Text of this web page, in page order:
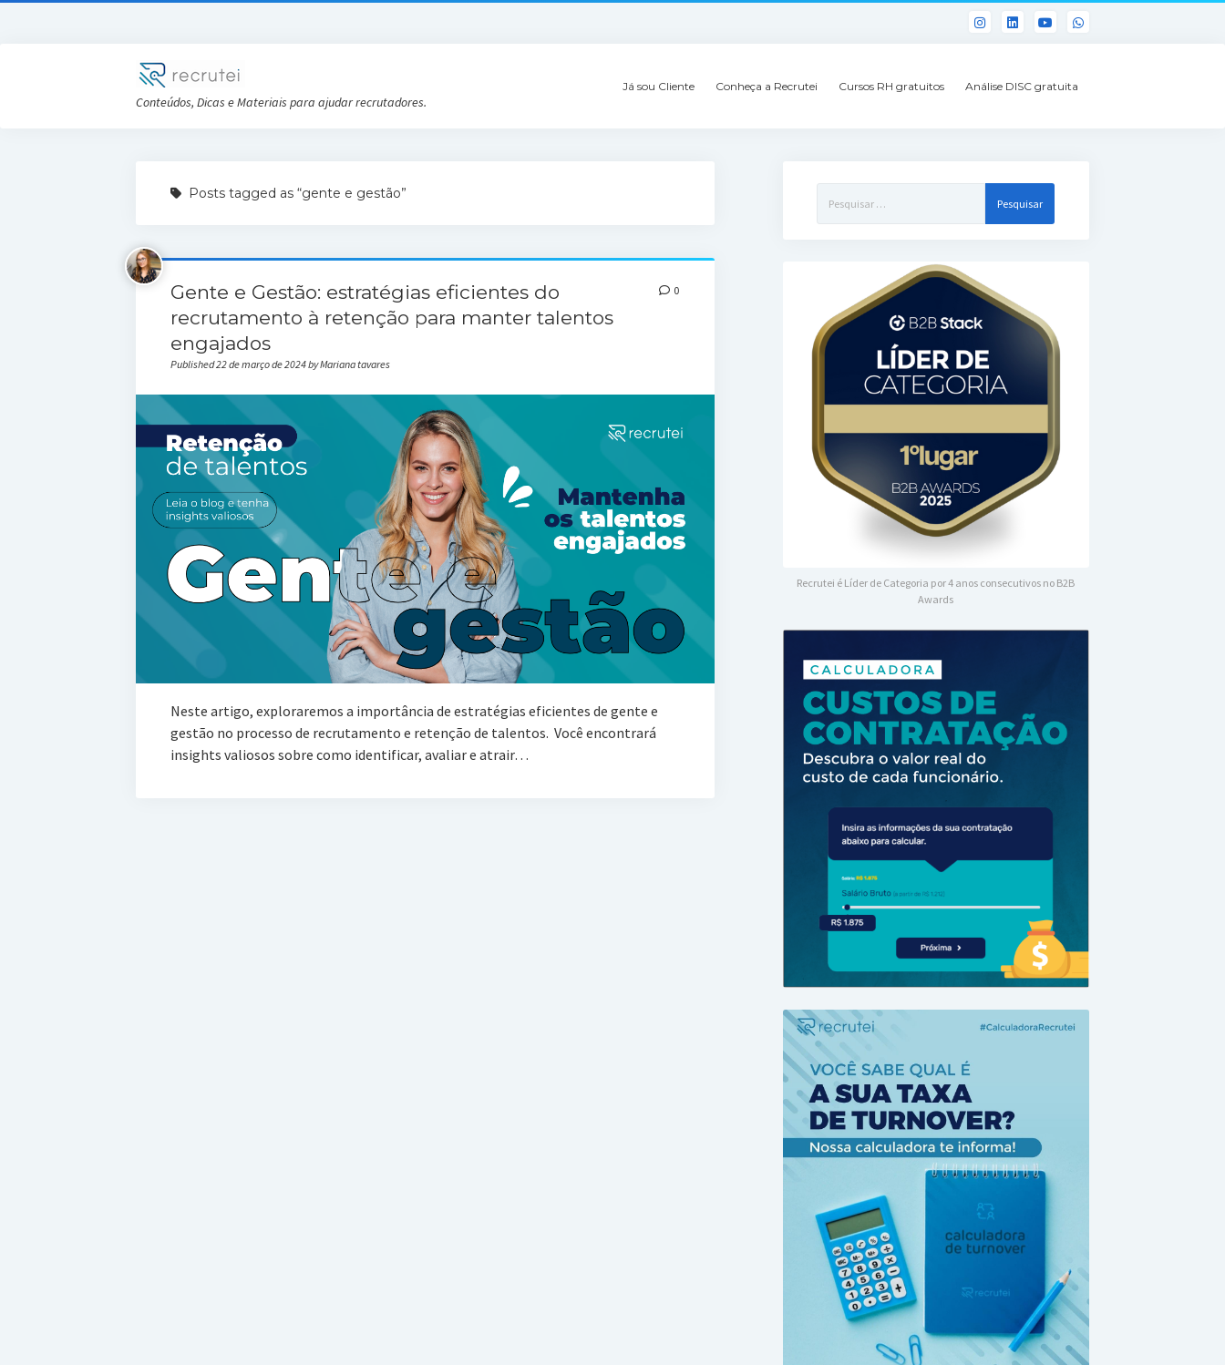
Conteúdos, Dicas e Materiais para ajudar recrutadores.
Já sou Cliente Conheça a Recrutei Cursos RH gratuitos Análise DISC gratuita
Posts tagged as “gente e gestão”
Gente e Gestão: estratégias eficientes do
recrutamento à retenção para manter talentos
engajados
Published 22 de março de 2024 by Mariana tavares
0
Neste artigo, exploraremos a importância de estratégias eficientes de gente e
gestão no processo de recrutamento e retenção de talentos. Você encontrará
insights valiosos sobre como identificar, avaliar e atrair…
por:
Recrutei é Líder de Categoria por 4 anos consecutivos no B2B
Awards